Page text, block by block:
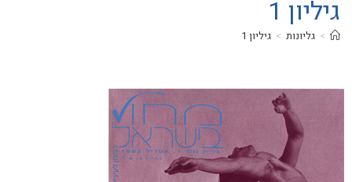
גיליון 1
> גליונות > גיליון 1